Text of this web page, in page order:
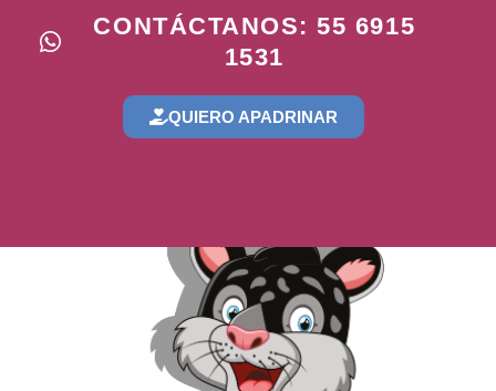
CONTÁCTANOS: 55 6915
1531
QUIERO APADRINAR